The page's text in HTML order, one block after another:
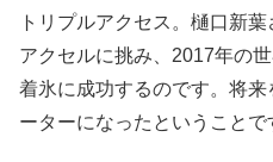
トリプルアクセス。樋口新
アクセルに挑み、2017年の
着氷に成功するのです。将
ーターになったということで